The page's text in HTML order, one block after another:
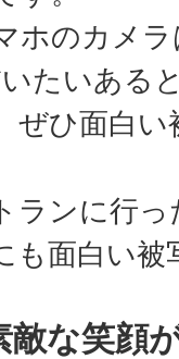
ホのカメ
たいある
ぜひ面白
ランに行
も面白い被
な笑顔